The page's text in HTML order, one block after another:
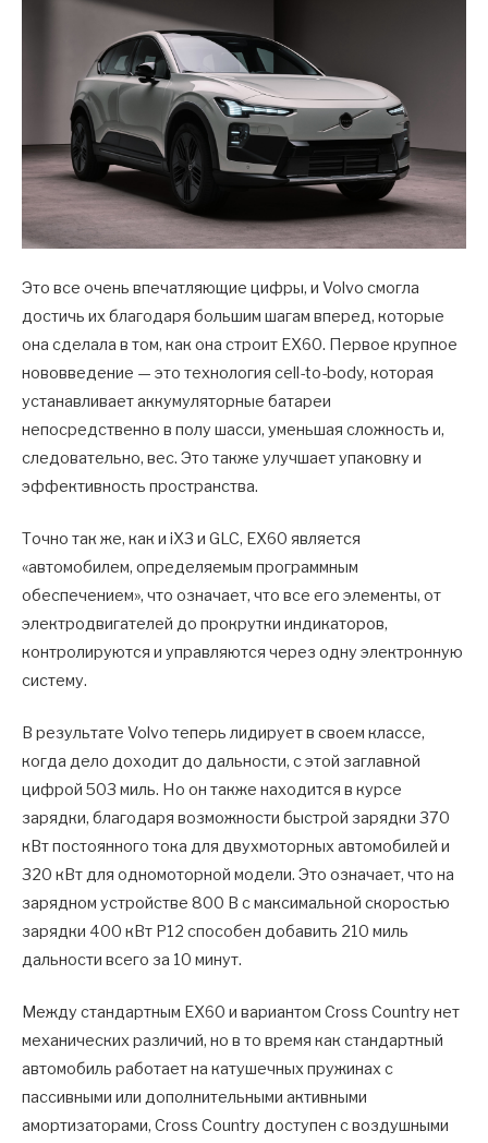
Это все очень впечатляющие цифры, и Volvo смогла
достичь их благодаря большим шагам вперед, которые
она сделала в том, как она строит EX60. Первое крупное
нововведение — это технология cell-to-body, которая
устанавливает аккумуляторные батареи
непосредственно в полу шасси, уменьшая сложность и,
следовательно, вес. Это также улучшает упаковку и
эффективность пространства.
Точно так же, как и iX3 и GLC, EX60 является
«автомобилем, определяемым программным
обеспечением», что означает, что все его элементы, от
электродвигателей до прокрутки индикаторов,
контролируются и управляются через одну электронную
систему.
В результате Volvo теперь лидирует в своем классе,
когда дело доходит до дальности, с этой заглавной
цифрой 503 миль. Но он также находится в курсе
зарядки, благодаря возможности быстрой зарядки 370
кВт постоянного тока для двухмоторных автомобилей и
320 кВт для одномоторной модели. Это означает, что на
зарядном устройстве 800 В с максимальной скоростью
зарядки 400 кВт P12 способен добавить 210 миль
дальности всего за 10 минут.
Между стандартным EX60 и вариантом Cross Country нет
механических различий, но в то время как стандартный
автомобиль работает на катушечных пружинах с
пассивными или дополнительными активными
амортизаторами, Cross Country доступен с воздушными